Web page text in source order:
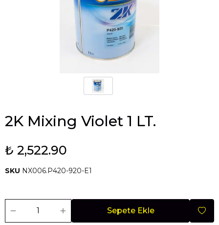
2K Mixing Violet 1 LT.
₺ 2,522.90
SKU NX006.P420-920-E1
Sepete Ekle